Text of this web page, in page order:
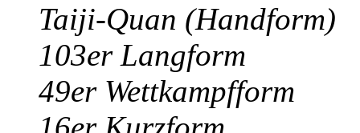
Taiji-Quan (Handform)
103er Langform
49er Wettkampfform